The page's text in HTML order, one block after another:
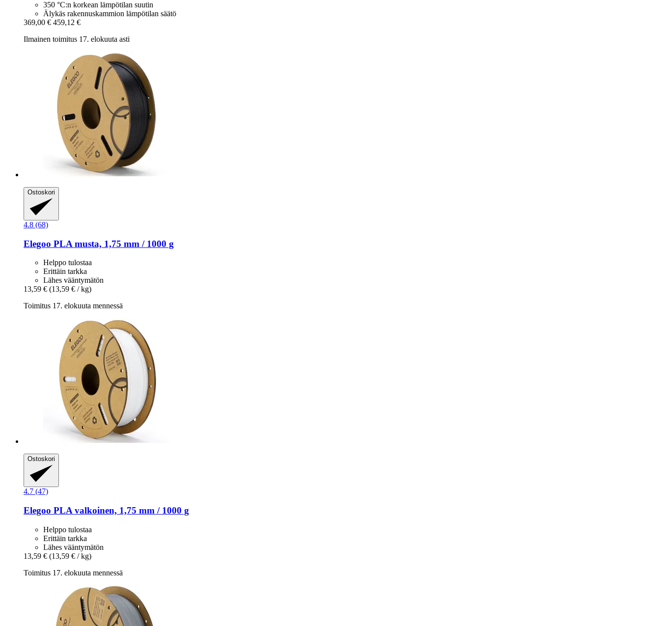
350 °C:n korkean lämpötilan suutin
Älykäs rakennuskammion lämpötilan säätö
369,00 € 459,12 €
Ilmainen toimitus 17. elokuuta asti
Ostoskori
4.8 (68)
Elegoo PLA musta, 1,75 mm / 1000 g
Helppo tulostaa
Erittäin tarkka
Lähes vääntymätön
13,59 € (13,59 € / kg)
Toimitus 17. elokuuta mennessä
Ostoskori
4.7 (47)
Elegoo PLA valkoinen, 1,75 mm / 1000 g
Helppo tulostaa
Erittäin tarkka
Lähes vääntymätön
13,59 € (13,59 € / kg)
Toimitus 17. elokuuta mennessä